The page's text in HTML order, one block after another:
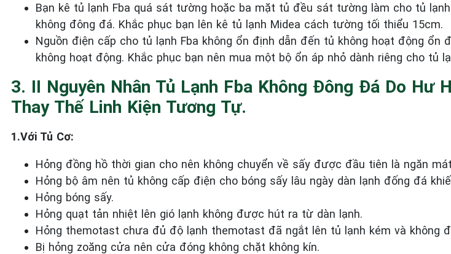
Bạn kê tủ lạnh Fba quá sát tường hoặc ba mặt tủ đều sát tường làm cho tủ
không đông đá. Khắc phục bạn lên kê tủ lạnh Midea cách tường tối thiểu 15cm.
Nguồn điện cấp cho tủ lạnh Fba không ổn định dẫn đến tủ không hoạt động ổn
không hoạt động. Khắc phục bạn nên mua một bộ ổn áp nhỏ dành riêng cho tủ
3. II Nguyên Nhân Tủ Lạnh Fba Không Đông Đá Do Hư
Thay Thế Linh Kiện Tương Tự.
1.Với Tủ Cơ:
Hỏng đồng hồ thời gian cho nên không chuyển về sấy được đầu tiên là ngăn
Hỏng bộ âm nên tủ không cấp điện cho bóng sấy lâu ngày dàn lạnh đống đá
Hỏng bóng sấy.
Hỏng quạt tản nhiệt lên gió lạnh không được hút ra từ dàn lạnh.
Hỏng themotast chưa đủ độ lạnh themotast đã ngắt lên tủ lạnh kém và không
Bị hỏng zoăng cửa nên cửa đóng không chặt không kín.